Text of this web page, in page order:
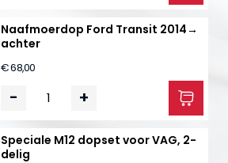
Naafmoerdop Ford Transit 2014→
achter
€ 68,00
- +
Speciale M12 dopset voor VAG, 2-
delig